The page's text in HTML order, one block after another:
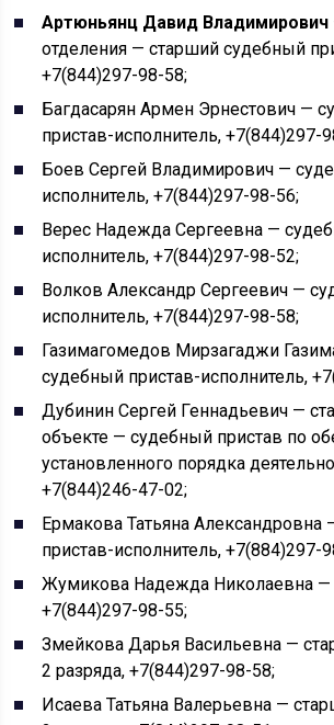
Артюньянц Давид Владимирович
отделения — старший судебный
+7(844)297-98-58;
Багдасарян Армен Эрнестович —
пристав-исполнитель, +7(844)297-
Боев Сергей Владимирович —
исполнитель, +7(844)297-98-56;
Верес Надежда Сергеевна —
исполнитель, +7(844)297-98-52;
Волков Александр Сергеевич —
исполнитель, +7(844)297-98-58;
Газимагомедов Мирзагаджи
судебный пристав-исполнитель,
Дубинин Сергей Геннадьевич —
объекте — судебный пристав по
установленного порядка
+7(844)246-47-02;
Ермакова Татьяна Александровна
пристав-исполнитель, +7(884)297-
Жумикова Надежда Николаевна —
+7(844)297-98-55;
Змейкова Дарья Васильевна —
2 разряда, +7(844)297-98-58;
Исаева Татьяна Валерьевна —